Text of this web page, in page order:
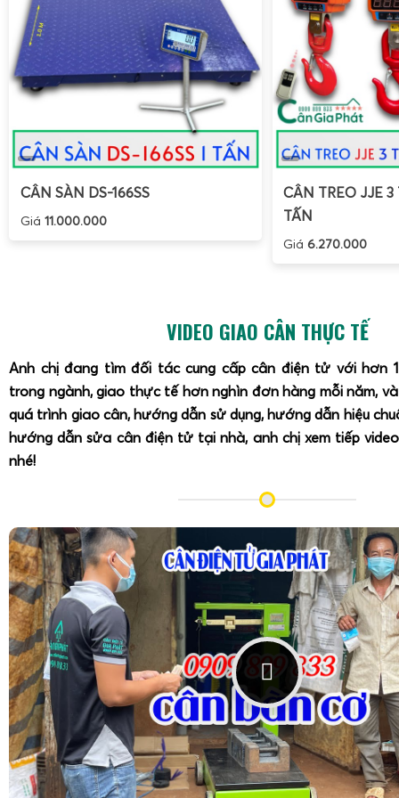
cho việc cân cá, tôm, mực, hải sản tươi sống. Mặt bàn
thoát nước, bề mặt nhám chống trượt, kích thước phù
thủy sản. Cân có khả năng chịu quá tải tốt, chống rung,
hàng nặng lên bàn cân. Cân Điện Tử Gia Phát cung cấp
dụng, hướng dẫn vệ sinh, bảo dưỡng định kỳ để đảm
hoạt động ổn định trong môi trường khắc nghiệt.
Hướng dẫn sử dụng cân điện tử 15kg an toàn và
Hướng dẫn sử dụngcân điện tử 15kg an toàn và hiệu
chuẩn bị đúng kỹ thuật, gồm chọn vị trí đặt cân ổn định,
và độ ẩm cao, đồng thời tuân thủ hướng dẫn về nguồn
CÂN SÀN DS-166SS
Giá 11.000.000
CÂN TREO JJE
TẤN
Giá6.270.000
VIDEO GIAO CÂN THỰC TẾ
Anh chị đang tìm đối tác cung cấp cân điện tử với hơn
trong ngành, giao thực tế hơn nghìn đơn hàng mỗi năm,
quá trình giao cân, hướng dẫn sử dụng, hướng dẫn hiệu
hướng dẫn sửa cân điện tử tại nhà, anh chị xem tiếp
nhé!